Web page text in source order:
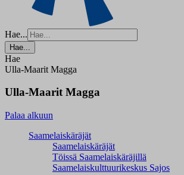
Hae...
Hae...
Hae
Ulla-Maarit Magga
Ulla-Maarit Magga
Palaa alkuun
Saamelaiskäräjät
Saamelaiskäräjät
Töissä Saamelaiskäräjillä
Saamelaiskulttuuri­keskus Sajos